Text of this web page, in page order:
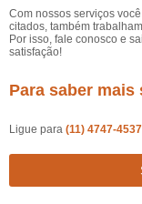
Com nossos serviços
citados, também
Por isso, fale conosco e
satisfação!
Para saber
Ligue para (11) 4747-4537